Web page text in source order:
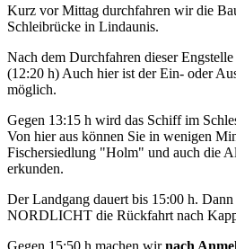
Kurz vor Mittag durchfahren wir die
Schleibrücke in Lindaunis.
Nach dem Durchfahren dieser
(12:20 h) Auch hier ist der Ein- oder
möglich.
Gegen 13:15 h wird das Schiff im
Von hier aus können Sie in wenigen
Fischersiedlung "Holm" und auch die
erkunden.
Der Landgang dauert bis 15:00 h.
NORDLICHT die Rückfahrt nach
Gegen 15:50 h machen wirnach